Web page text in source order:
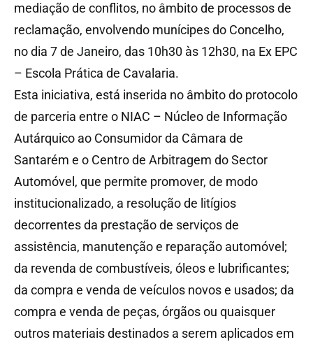
mediação de conflitos, no âmbito de processos de
reclamação, envolvendo munícipes do Concelho,
no dia 7 de Janeiro, das 10h30 às 12h30, na Ex EPC
– Escola Prática de Cavalaria.
Esta iniciativa, está inserida no âmbito do protocolo
de parceria entre o NIAC – Núcleo de Informação
Autárquico ao Consumidor da Câmara de
Santarém e o Centro de Arbitragem do Sector
Automóvel, que permite promover, de modo
institucionalizado, a resolução de litígios
decorrentes da prestação de serviços de
assistência, manutenção e reparação automóvel;
da revenda de combustíveis, óleos e lubrificantes;
da compra e venda de veículos novos e usados; da
compra e venda de peças, órgãos ou quaisquer
outros materiais destinados a serem aplicados em